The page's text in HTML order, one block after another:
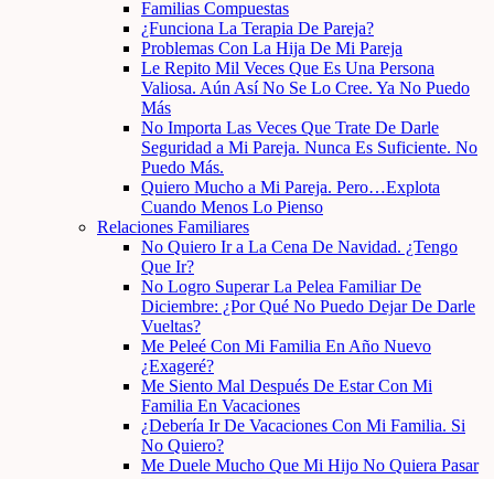
Familias Compuestas
¿Funciona La Terapia De Pareja?
Problemas Con La Hija De Mi Pareja
Le Repito Mil Veces Que Es Una Persona
Valiosa. Aún Así No Se Lo Cree. Ya No Puedo
Más
No Importa Las Veces Que Trate De Darle
Seguridad a Mi Pareja. Nunca Es Suficiente. No
Puedo Más.
Quiero Mucho a Mi Pareja. Pero…Explota
Cuando Menos Lo Pienso
Relaciones Familiares
No Quiero Ir a La Cena De Navidad. ¿Tengo
Que Ir?
No Logro Superar La Pelea Familiar De
Diciembre: ¿Por Qué No Puedo Dejar De Darle
Vueltas?
Me Peleé Con Mi Familia En Año Nuevo
¿Exageré?
Me Siento Mal Después De Estar Con Mi
Familia En Vacaciones
¿Debería Ir De Vacaciones Con Mi Familia. Si
No Quiero?
Me Duele Mucho Que Mi Hijo No Quiera Pasar